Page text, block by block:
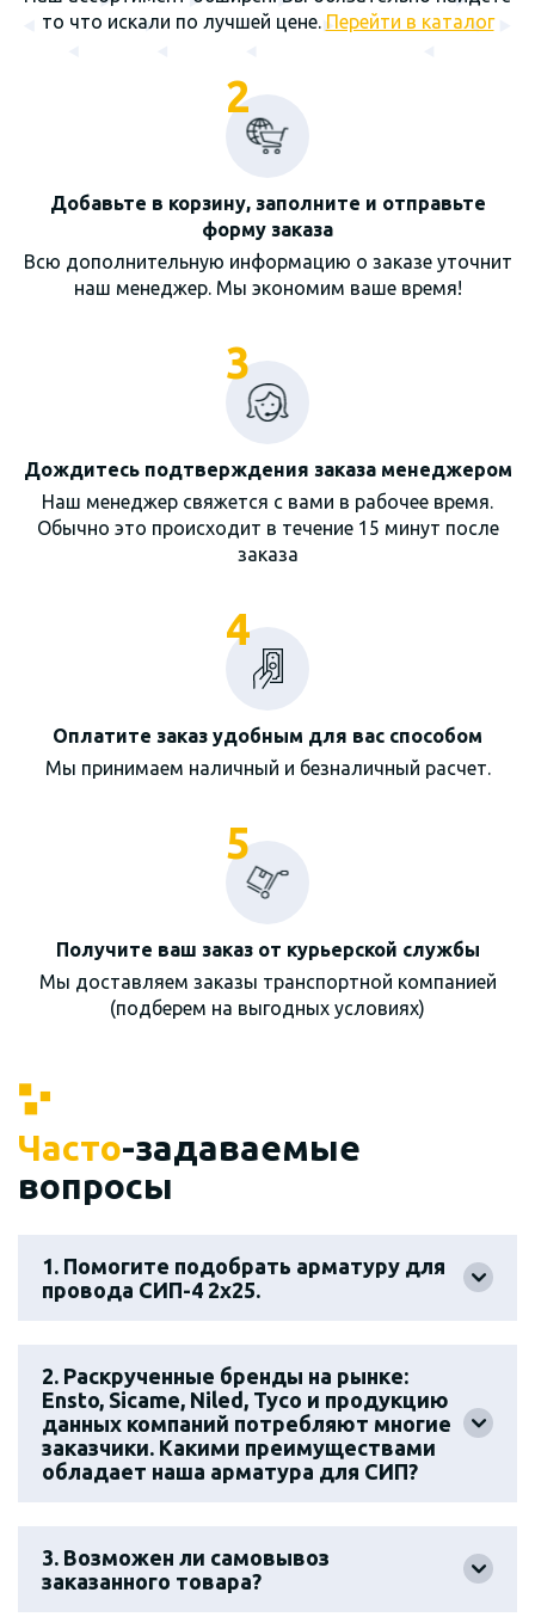
то что искали по лучшей цене. Перейти в каталог
2
Добавьте в корзину, заполните и отправьте
форму заказа
Всю дополнительную информацию о заказе уточнит
наш менеджер. Мы экономим ваше время!
3
Дождитесь подтверждения заказа менеджером
Наш менеджер свяжется с вами в рабочее время.
Обычно это происходит в течение 15 минут после
заказа
4
Оплатите заказ удобным для вас способом
Мы принимаем наличный и безналичный расчет.
5
Получите ваш заказ от курьерской службы
Мы доставляем заказы транспортной компанией
(подберем на выгодных условиях)
Часто-задаваемые
вопросы
1. Помогите подобрать арматуру для
провода СИП-4 2х25.
2. Раскрученные бренды на рынке:
Ensto, Sicame, Niled, Tyco и продукцию
данных компаний потребляют многие
заказчики. Какими преимуществами
обладает наша арматура для СИП?
3. Возможен ли самовывоз
заказанного товара?